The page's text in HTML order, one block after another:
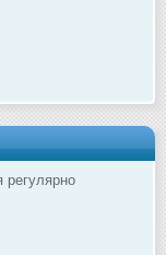
регулярно